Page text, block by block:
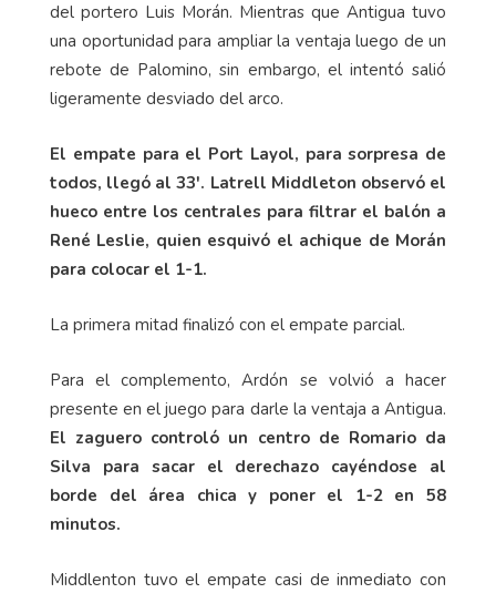
del portero Luis Morán. Mientras que Antigua tuvo
una oportunidad para ampliar la ventaja luego de un
rebote de Palomino, sin embargo, el intentó salió
ligeramente desviado del arco.
El empate para el Port Layol, para sorpresa de
todos, llegó al 33'. Latrell Middleton observó el
hueco entre los centrales para filtrar el balón a
René Leslie, quien esquivó el achique de Morán
para colocar el 1-1.
La primera mitad finalizó con el empate parcial.
Para el complemento, Ardón se volvió a hacer
presente en el juego para darle la ventaja a Antigua.
El zaguero controló un centro de Romario da
Silva para sacar el derechazo cayéndose al
borde del área chica y poner el 1-2 en 58
minutos.
Middlenton tuvo el empate casi de inmediato con